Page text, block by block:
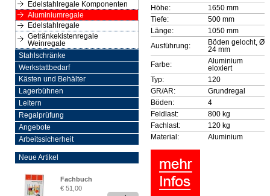
Edelstahlregale Komponenten
Aluminiumregale
Edelstahlregale
Getränkekistenregale
Weinregale
Stahlschränke
Werkstattbedarf
Kästen und Behälter
Lagerbühnen
Leitern
Regalprüfung
Angebote
Arbeitssicherheit
Neue Artikel
Fachbuch
„Regalprüfung nach DIN
€ 51,00
Höhe:
1650 mm
Tiefe:
500 mm
Länge:
1050 mm
Ausführung:
Böden gelocht, Ø
24 mm
Farbe:
Aluminium
eloxiert
Typ:
120
GR/AR:
Grundregal
Böden:
4
Feldlast:
800 kg
Fachlast:
120 kg
Material:
Aluminium